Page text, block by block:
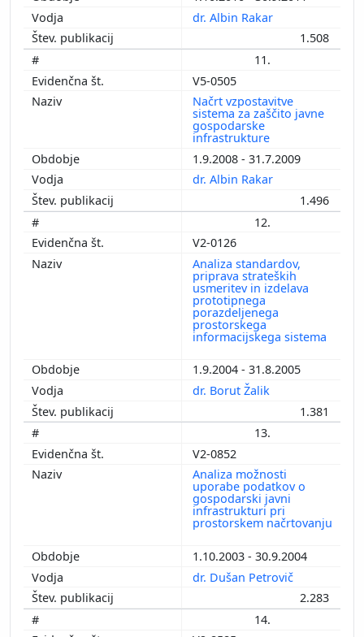
dr. Albin Rakar
1.508
11.
V5-0505
Načrt vzpostavitve
sistema za zaščito javne
gospodarske
infrastrukture
1.9.2008 - 31.7.2009
dr. Albin Rakar
1.496
12.
V2-0126
Analiza standardov,
priprava strateških
usmeritev in izdelava
prototipnega
porazdeljenega
prostorskega
informacijskega sistema
1.9.2004 - 31.8.2005
dr. Borut Žalik
1.381
13.
V2-0852
Analiza možnosti
uporabe podatkov o
gospodarski javni
infrastrukturi pri
prostorskem načrtovanju
1.10.2003 - 30.9.2004
dr. Dušan Petrovič
2.283
14.